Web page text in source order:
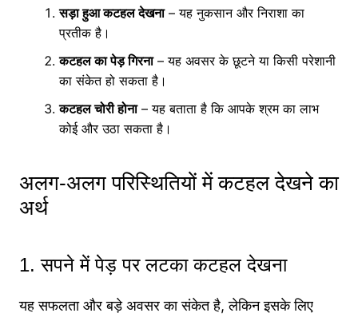
सड़ा हुआ कटहल देखना– यह नुकसान और निराशा का
प्रतीक है।
कटहल का पेड़ गिरना– यह अवसर के छूटने या किसी परेशानी
का संकेत हो सकता है।
कटहल चोरी होना– यह बताता है कि आपके श्रम का लाभ
कोई और उठा सकता है।
अलग-अलग परिस्थितियों में कटहल देखने का
अर्थ
1. सपने में पेड़ पर लटका कटहल देखना
यह सफलता और बड़े अवसर का संकेत है, लेकिन इसके लिए